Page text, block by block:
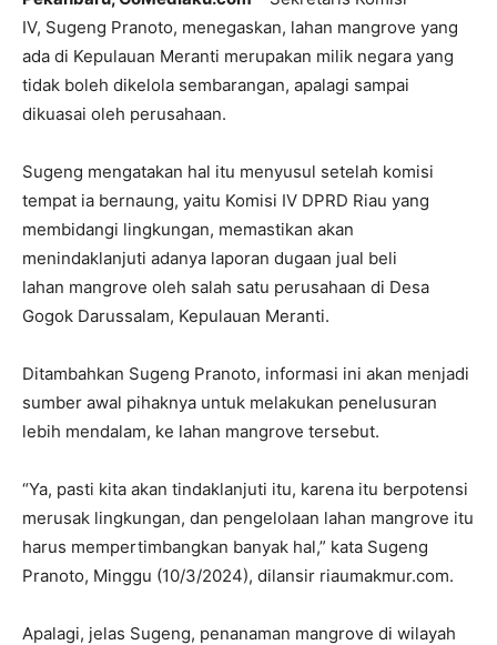
IV, Sugeng Pranoto, menegaskan, lahan mangrove yang
ada di Kepulauan Meranti merupakan milik negara yang
tidak boleh dikelola sembarangan, apalagi sampai
dikuasai oleh perusahaan.
Sugeng mengatakan hal itu menyusul setelah komisi
tempat ia bernaung, yaitu Komisi IV DPRD Riau yang
membidangi lingkungan, memastikan akan
menindaklanjuti adanya laporan dugaan jual beli
lahan mangrove oleh salah satu perusahaan di Desa
Gogok Darussalam, Kepulauan Meranti.
Ditambahkan Sugeng Pranoto, informasi ini akan menjadi
sumber awal pihaknya untuk melakukan penelusuran
lebih mendalam, ke lahan mangrove tersebut.
“Ya, pasti kita akan tindaklanjuti itu, karena itu berpotensi
merusak lingkungan, dan pengelolaan lahan mangrove itu
harus mempertimbangkan banyak hal,” kata Sugeng
Pranoto, Minggu (10/3/2024), dilansir riaumakmur.com.
Apalagi, jelas Sugeng, penanaman mangrove di wilayah